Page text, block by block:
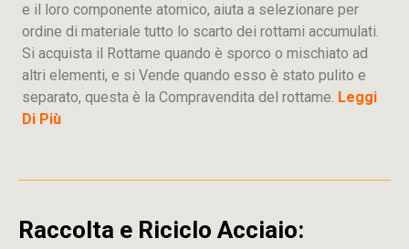
e il loro componente atomico, aiuta a selezionare per
ordine di materiale tutto lo scarto dei rottami accumulati.
Si acquista il Rottame quando è sporco o mischiato ad
altri elementi, e si Vende quando esso è stato pulito e
separato, questa è la Compravendita del rottame. Leggi
Di Più
Raccolta e Riciclo Acciaio: